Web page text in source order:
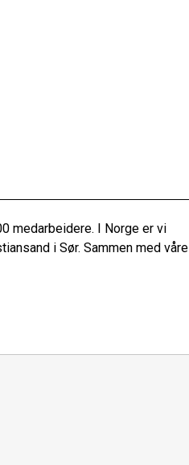
medarbeidere. I Norge er vi
i Sør. Sammen med våre